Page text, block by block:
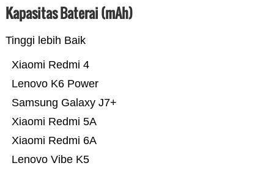
Kapasitas Baterai (mAh)
Tinggi lebih Baik
Lenovo Vibe K5
Xiaomi Redmi 6A
Xiaomi Redmi 5A
Samsung Galaxy J7+
Lenovo K6 Power
Xiaomi Redmi 4